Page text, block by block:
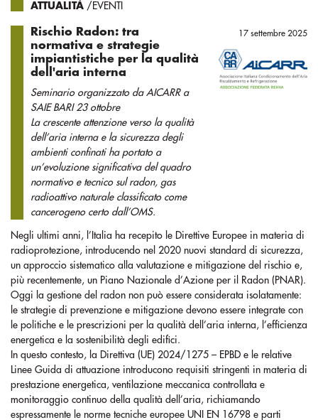
ATTUALITÀ /EVENTI
Rischio Radon: tra
normativa e strategie
impiantistiche per la qualità
dell'aria interna
Seminario organizzato da AICARR a
SAIE BARI 23 ottobre
La crescente attenzione verso la qualità
dell’aria interna e la sicurezza degli
ambienti confinati ha portato a
un’evoluzione significativa del quadro
normativo e tecnico sul radon, gas
radioattivo naturale classificato come
cancerogeno certo dall’OMS.
17 settembre 2025
Negli ultimi anni, l’Italia ha recepito le Direttive Europee in materia di
radioprotezione, introducendo nel 2020 nuovi standard di sicurezza,
un approccio sistematico alla valutazione e mitigazione del rischio e,
più recentemente, un Piano Nazionale d’Azione per il Radon (PNAR).
Oggi la gestione del radon non può essere considerata isolatamente:
le strategie di prevenzione e mitigazione devono essere integrate con
le politiche e le prescrizioni per la qualità dell’aria interna, l’efficienza
energetica e la sostenibilità degli edifici.
In questo contesto, la Direttiva (UE) 2024/1275 – EPBD e le relative
Linee Guida di attuazione introducono requisiti stringenti in materia di
prestazione energetica, ventilazione meccanica controllata e
monitoraggio continuo della qualità dell’aria, richiamando
espressamente le norme tecniche europee UNI EN 16798 e parti